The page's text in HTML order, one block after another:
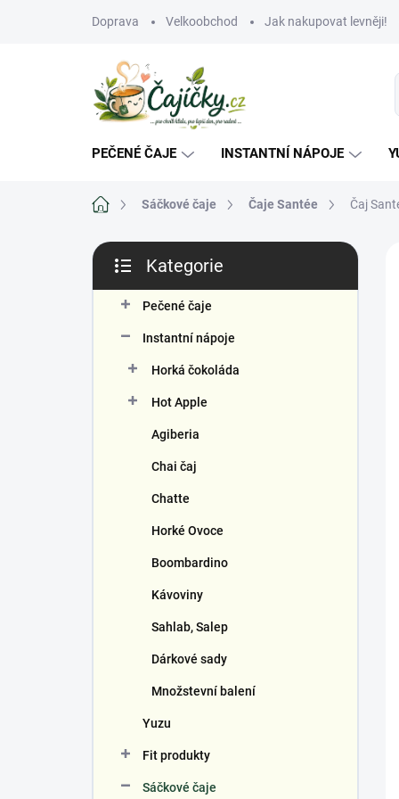
Doprava Velkoobchod Jak nakupovat levněji!
PEČENÉ ČAJE INSTANTNÍ NÁPOJE
Domů Sáčkové čaje Čaje Santée Čaj
P
s
kategorie
Kategorie
Pečené čaje
Instantní nápoje
Horká čokoláda
Hot Apple
Agiberia
Chai čaj
Chatte
Horké Ovoce
Boombardino
Kávoviny
Sahlab, Salep
Dárkové sady
Množstevní balení
Yuzu
Fit produkty
Sáčkové čaje